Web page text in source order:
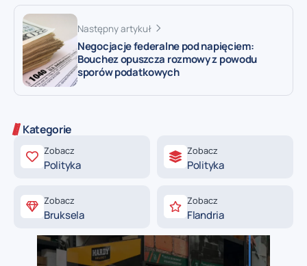
Następny artykuł
Negocjacje federalne pod napięciem:
Bouchez opuszcza rozmowy z powodu
sporów podatkowych
Kategorie
Zobacz
Polityka
Zobacz
Polityka
Zobacz
Bruksela
Zobacz
Flandria